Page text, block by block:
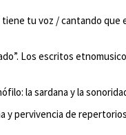
tu voz / cantando que
Los escritos
la sardana y la
y pervivencia de